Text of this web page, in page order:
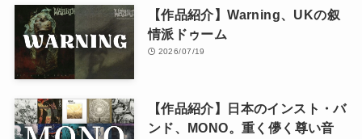
【作品紹介】Warning、UKの叙
情派ドゥーム
2026/07/19
【作品紹介】日本のインスト・バ
ンド、MONO。重く儚く尊い音